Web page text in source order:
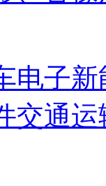
电子新
交通